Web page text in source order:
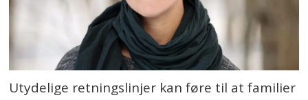
Utydelige retningslinjer kan føre til at familier